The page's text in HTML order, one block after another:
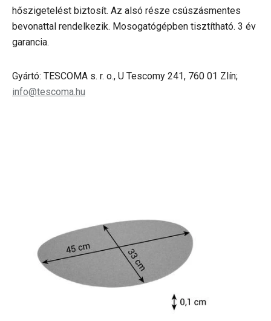
hőszigetelést biztosít. Az alsó része csúszásmentes
bevonattal rendelkezik. Mosogatógépben tisztítható. 3 év
garancia.
Gyártó: TESCOMA s. r. o., U Tescomy 241, 760 01 Zlín;
info@tescoma.hu